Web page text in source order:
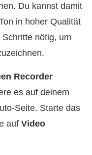
Du kannst damit
in hoher Qualität
nötig, um
Recorder
es auf deinem
Seite. Starte das
auf Video